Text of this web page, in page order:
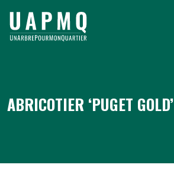
ABRICOTIER ‘PUGET GOLD’